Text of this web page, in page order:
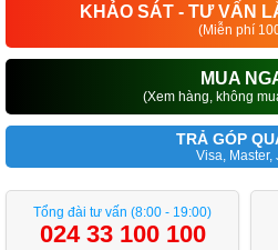
KHẢO SÁT - TƯ VẤN
(Miễn phí
MUA
(Xem hàng, không
TRẢ GÓP
Visa, Master,
Tổng đài tư vấn (8:00 - 19:00)
024 33 100 100